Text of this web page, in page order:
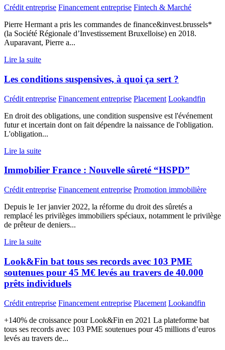
Crédit entreprise Financement entreprise Fintech & Marché
Pierre Hermant a pris les commandes de finance&invest.brussels*
(la Société Régionale d’Investissement Bruxelloise) en 2018.
Auparavant, Pierre a...
Lire la suite
Les conditions suspensives, à quoi ça sert ?
Crédit entreprise Financement entreprise Placement Lookandfin
En droit des obligations, une condition suspensive est l'événement
futur et incertain dont on fait dépendre la naissance de l'obligation.
L'obligation...
Lire la suite
Immobilier France : Nouvelle sûreté “HSPD”
Crédit entreprise Financement entreprise Promotion immobilière
Depuis le 1er janvier 2022, la réforme du droit des sûretés a
remplacé les privilèges immobiliers spéciaux, notamment le privilège
de prêteur de deniers...
Lire la suite
Look&Fin bat tous ses records avec 103 PME
soutenues pour 45 M€ levés au travers de 40.000
prêts individuels
Crédit entreprise Financement entreprise Placement Lookandfin
+140% de croissance pour Look&Fin en 2021 La plateforme bat
tous ses records avec 103 PME soutenues pour 45 millions d’euros
levés au travers de...